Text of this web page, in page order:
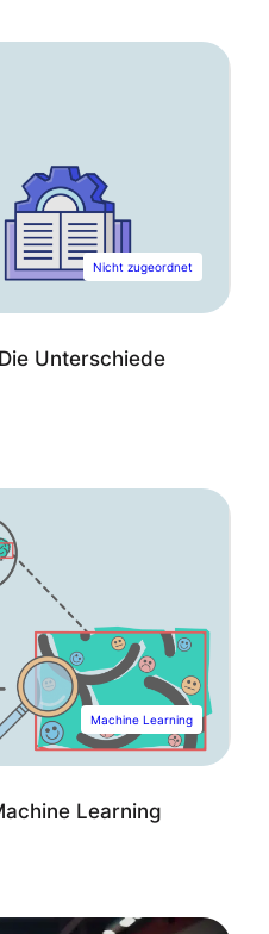
Nicht zugeordnet
Unterschiede
Machine Learning
Learning